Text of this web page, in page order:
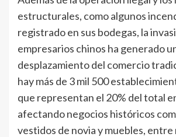
estructurales, como algunos
registrado en sus bodegas, la
empresarios chinos ha generado
desplazamiento del comercio
hay más de 3 mil 500
que representan el 20% del total
afectando negocios históricos
vestidos de novia y muebles, entre